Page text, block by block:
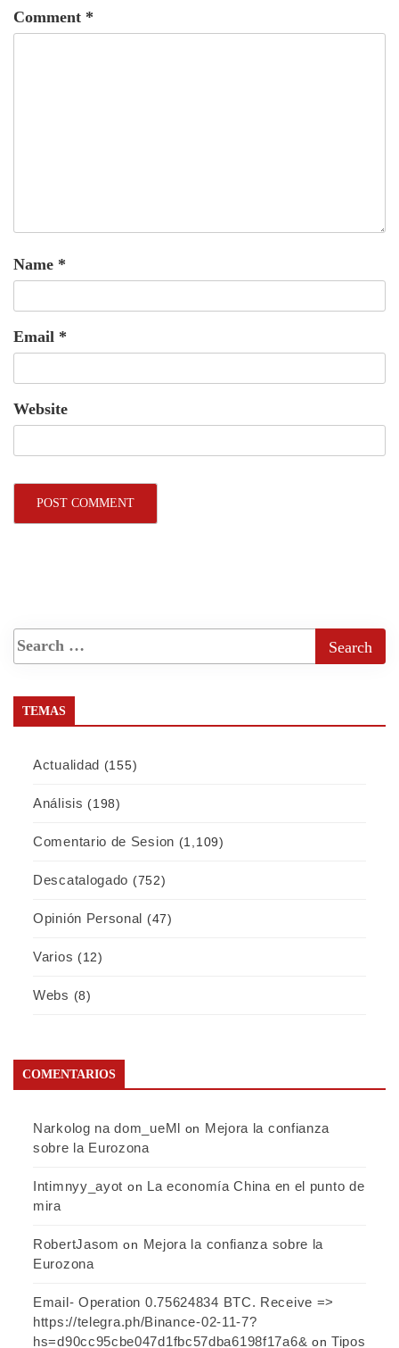
Comment *
Name *
Email *
Website
TEMAS
Actualidad (155)
Análisis (198)
Comentario de Sesion (1,109)
Descatalogado (752)
Opinión Personal (47)
Varios (12)
Webs (8)
COMENTARIOS
Narkolog na dom_ueMl on Mejora la confianza
sobre la Eurozona
Intimnyy_ayot on La economía China en el punto de
mira
RobertJasom on Mejora la confianza sobre la
Eurozona
Email- Operation 0.75624834 BTC. Receive =>
https://telegra.ph/Binance-02-11-7?
hs=d90cc95cbe047d1fbc57dba6198f17a6& onTipos